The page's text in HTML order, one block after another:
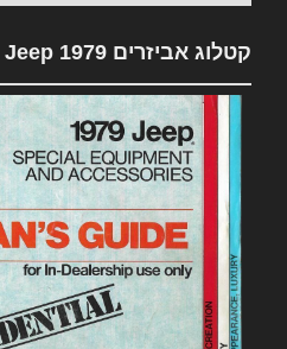
קטלוג אביזרים 1979 Jeep